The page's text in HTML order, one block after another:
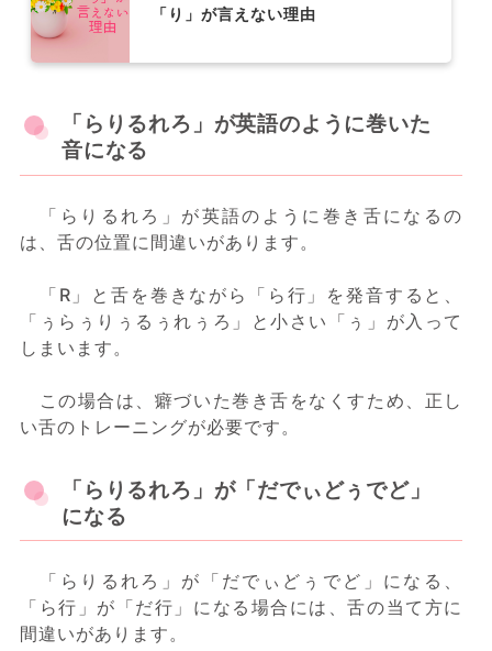
「り」が言えない理由
「らりるれろ」が英語のように巻いた
音になる
「らりるれろ」が英語のように巻き舌になるの
は、舌の位置に間違いがあります。
「R」と舌を巻きながら「ら行」を発音すると、
「ぅらぅりぅるぅれぅろ」と小さい「ぅ」が入って
しまいます。
この場合は、癖づいた巻き舌をなくすため、正し
い舌のトレーニングが必要です。
「らりるれろ」が「だでぃどぅでど」
になる
「らりるれろ」が「だでぃどぅでど」になる、
「ら行」が「だ行」になる場合には、舌の当て方に
間違いがあります。